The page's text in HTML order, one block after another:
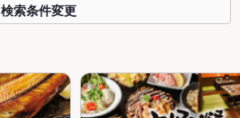
検索条件変更